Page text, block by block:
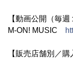
【動画公開（毎週
M-ON! MUSIC
【販売店舗別／購